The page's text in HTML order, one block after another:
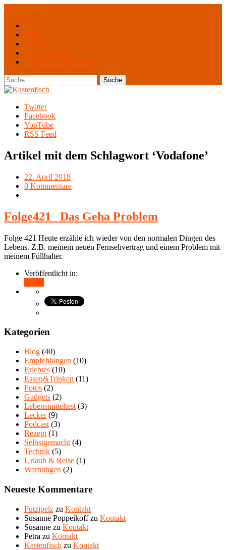
Home Menü
Podcast
Blog
Kontakt
Unterstützung
Datenschutzerklärung
Twitter
Facebook
YouTube
RSS Feed
Artikel mit dem Schlagwort ‘Vodafone’
22. April 2018
0 Kommentare
Folge421_ Das Geha Problem
Folge 421 Heute erzähle ich wieder von den normalen Dingen des
Lebens. Z.B. meinem neuen Fernsehvertrag und einem Problem mit
meinem Füllhalter.
Veröffentlicht in:
Kategorien
Blog (40)
Empfehlungen (10)
Erlebtes (10)
Essen&Trinken (11)
Fotos (2)
Gadgets (2)
Lebensmitteltest (3)
Lecker(9)
Podcast (3)
Rezept (1)
Selbstgemacht (4)
Technik (5)
Urlaub & Reise (1)
Warnungen (2)
Neueste Kommentare
Futzipelz zu Kontakt
Susanne Poppeikoffzu Kontakt
Susanne zu Kontakt
Petra zu Kontakt
Kastenfisch zu Kontakt